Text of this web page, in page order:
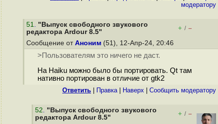
модератору
51. "Выпуск свободного звукового
редактора Ardour 8.5"
+ / –
Сообщение от Аноним (51), 12-Апр-24, 20:46
>Пользователям это ничего не даст.
На Haiku можно было бы портировать. Qt там
нативно портирован в отличие от gtk2
Ответить Правка| Наверх Cообщить модератору
52. "Выпуск свободного звукового
редактора Ardour 8.5"
+ / –